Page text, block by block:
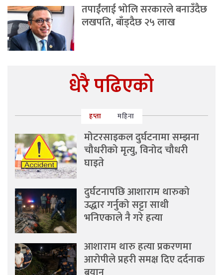
तपाईंलाई भोलि सरकारले बनाउँदैछ
लखपति, बाँड्दैछ २५ लाख
धेरै पढिएको
हप्ता महिना
मोटरसाइकल दुर्घटनामा सम्झना
चौधरीको मृत्यु, विनोद चौधरी
घाइते
दुर्घटनापछि आशाराम थारुको
उद्धार गर्नुको सट्टा साथी
भनिएकाले नै गरे हत्या
आशाराम थारु हत्या प्रकरणमा
आरोपीले प्रहरी समक्ष दिए दर्दनाक